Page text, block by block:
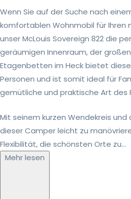
Wenn Sie auf der Suche nach
komfortablen Wohnmobil für Ihren
unser McLouis Sovereign 822 die
geräumigen Innenraum, der
Etagenbetten im Heck bietet
Personen und ist somit ideal für
gemütliche und praktische Art des
Mit seinem kurzen Wendekreis
dieser Camper leicht zu
Flexibilität, die schönsten Orte zu...
Mehr lesen